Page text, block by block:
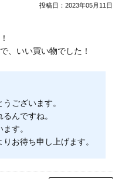
投稿日： 2023年05月11日
、いい買い物でした！
ございます。
んですね。
す。
お待ち申し上げます。